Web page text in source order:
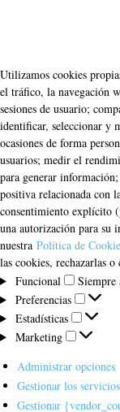
Utilizamos cookies
el tráfico, la navegación
sesiones de usuario;
identificar, seleccionar y
ocasiones de forma
usuarios; medir el
para generar
positiva relacionada con
consentimiento explícito
una autorización para su
nuestra Política de
las cookies, rechazarlas
Funcional
Siempre
Preferencias
Estadísticas
Marketing
Marketing
Administrar opciones
Gestionar los servicios
Gestionar